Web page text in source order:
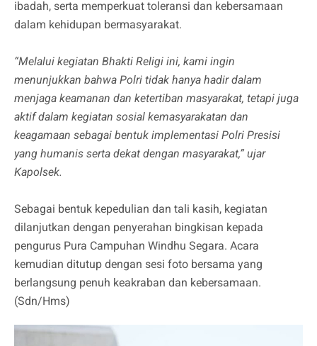
ibadah, serta memperkuat toleransi dan kebersamaan
dalam kehidupan bermasyarakat.
“Melalui kegiatan Bhakti Religi ini, kami ingin
menunjukkan bahwa Polri tidak hanya hadir dalam
menjaga keamanan dan ketertiban masyarakat, tetapi juga
aktif dalam kegiatan sosial kemasyarakatan dan
keagamaan sebagai bentuk implementasi Polri Presisi
yang humanis serta dekat dengan masyarakat,” ujar
Kapolsek.
Sebagai bentuk kepedulian dan tali kasih, kegiatan
dilanjutkan dengan penyerahan bingkisan kepada
pengurus Pura Campuhan Windhu Segara. Acara
kemudian ditutup dengan sesi foto bersama yang
berlangsung penuh keakraban dan kebersamaan.
(Sdn/Hms)